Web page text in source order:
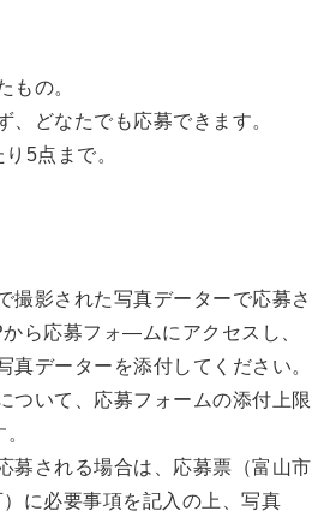
もの。
、どなたでも応募できます。
5点まで。
影された写真データーで応募さ
ら応募フォ―ムにアクセスし、
真データーを添付してください。
ついて、応募フォームの添付上限
募される場合は、応募票（富山市
に必要事項を記入の上、写真